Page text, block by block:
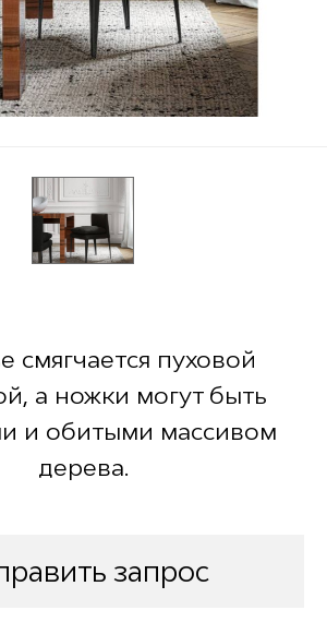
смягчается пуховой
а ножки могут быть
и обитыми массивом
дерева.
запрос